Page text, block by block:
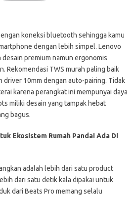
koneksi bluetooth sehingga kamu
dengan lebih simpel. Lenovo
desain premium namun ergonomis
Rekomendasi TWS murah paling baik
driver 10mm dengan auto-pairing. Tidak
karena perangkat ini mempunyai daya
miliki desain yang tampak hebat
bagus.
Ekosistem Rumah Pandai Ada Di
adalah lebih dari satu product
dari satu detik kala dipakai untuk
dari Beats Pro memang selalu